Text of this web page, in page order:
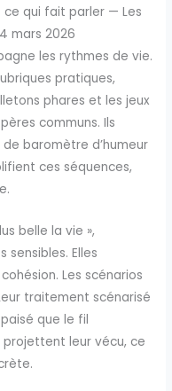
qui fait parler — Les
mars 2026
les rythmes de vie.
pratiques,
phares et les jeux
communs. Ils
baromètre d’humeur
ces séquences,
belle la vie »,
Elles
Les scénarios
traitement scénarisé
que le fil
projettent leur vécu, ce